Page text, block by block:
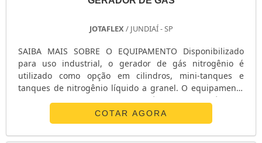
JOTAFLEX/ JUNDIAÍ - SP
SAIBA MAIS SOBRE O EQUIPAMENTO Disponibilizado
para uso industrial, o gerador de gás nitrogênio é
utilizado como opção em cilindros, mini-tanques e
tanques de nitrogênio líquido a granel. O equipamento
apresenta diversas vantagens técnicas e econômicas,
por não trazer nenhum tipo de restrição em vazões,
pressão e pureza. Esses equipamentos são
dimensionados de acordo com as necessidades de cada
COTAR AGORA